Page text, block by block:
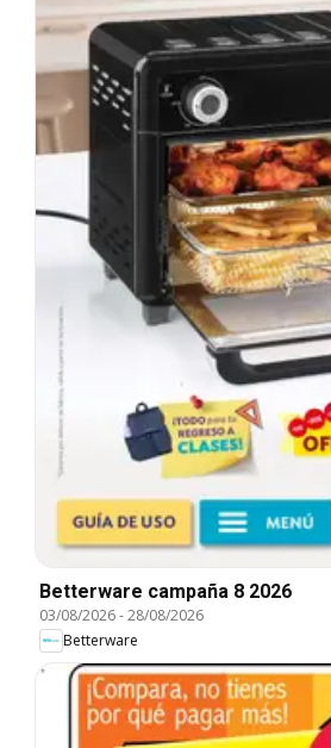
Betterware campaña 8 2026
03/08/2026-28/08/2026
Betterware